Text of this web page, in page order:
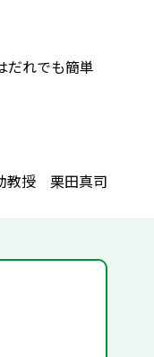
だれでも簡単
教授 栗田真司